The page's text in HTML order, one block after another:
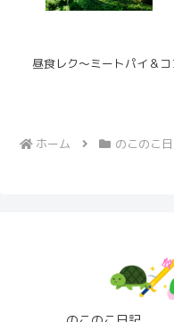
昼食レク～ミートパイ＆
ホーム のこのこ